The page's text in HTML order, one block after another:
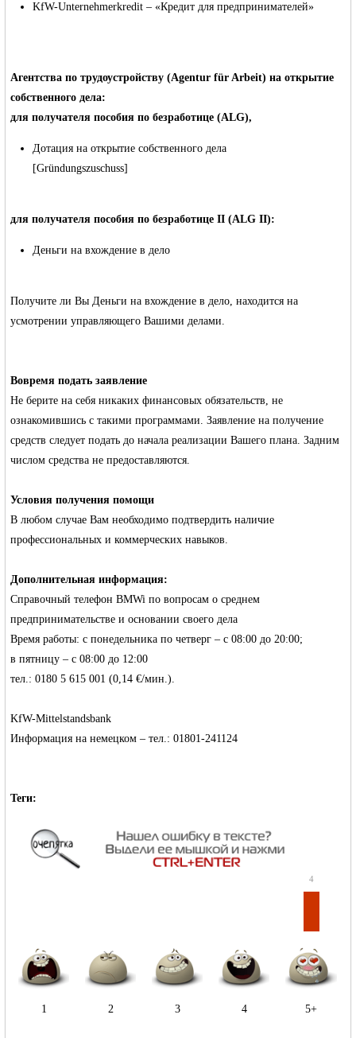
KfW-Unternehmerkredit – «Кредит для предпринимателей»
Агентства по трудоустройству (Agentur für Arbeit) на открытие
собственного дела:
для получателя пособия по безработице (ALG),
Дотация на открытие собственного дела
[Gründungszuschuss]
для получателя пособия по безработице II (ALG II):
Деньги на вхождение в дело
Получите ли Вы Деньги на вхождение в дело, находится на
усмотрении управляющего Вашими делами.
Вовремя подать заявление
Не берите на себя никаких финансовых обязательств, не
ознакомившись с такими программами. Заявление на получение
средств следует подать до начала реализации Вашего плана. Задним
числом средства не предоставляются.
Условия получения помощи
В любом случае Вам необходимо подтвердить наличие
профессиональных и коммерческих навыков.
Дополнительная информация:
Справочный телефон BMWi по вопросам о среднем
предпринимательстве и основании своего дела
Время работы: с понедельника по четверг – с 08:00 до 20:00;
в пятницу – с 08:00 до 12:00
тел.: 0180 5 615 001 (0,14 €/мин.).
KfW-Mittelstandsbank
Информация на немецком – тел.: 01801-241124
Теги:
1 2 3 4
4
5+